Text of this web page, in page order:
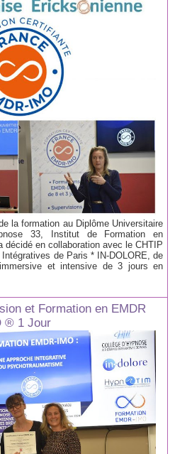
la formation au Diplôme Universitaire
33, Institut de Formation en
décidé en collaboration avec le CHTIP
de Paris * IN-DOLORE, de
et intensive de 3 jours en
et Formation en EMDR
® 1 Jour